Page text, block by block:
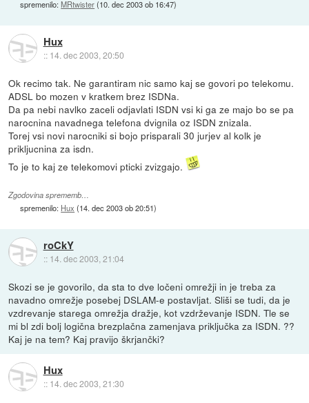
spremenilo:MRtwister(10. dec 2003 ob 16:47)
Hux
:: 14. dec 2003, 20:50
Ok recimo tak. Ne garantiram nic samo kaj se govori po telekomu.
ADSL bo mozen v kratkem brez ISDNa.
Da pa nebi navlko zaceli odjavlati ISDN vsi ki ga ze majo bo se pa
narocnina navadnega telefona dvignila oz ISDN znizala.
Torej vsi novi narocniki si bojo prisparali 30 jurjev al kolk je
prikljucnina za isdn.
To je to kaj ze telekomovi pticki zvizgajo.
Zgodovina sprememb…
spremenilo: Hux (14. dec 2003 ob 20:51)
roCkY
:: 14. dec 2003, 21:04
Skozi se je govorilo, da sta to dve ločeni omrežji in je treba za
navadno omrežje posebej DSLAM-e postavljat. Sliši se tudi, da je
vzdrevanje starega omrežja dražje, kot vzdrževanje ISDN. Tle se
mi bl zdi bolj logična brezplačna zamenjava priključka za ISDN. ??
Kaj je na tem? Kaj pravijo škrjančki?
Hux
:: 14. dec 2003, 21:30